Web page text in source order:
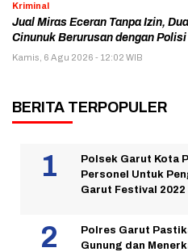
Kriminal
Jual Miras Eceran Tanpa Izin,
Cinunuk Berurusan dengan Polisi
Kamis, 6 Agu 2026 - 12:02 WIB
BERITA TERPOPULER
Polsek Garut Kota
Personel Untuk
Garut Festival 2022
Polres Garut
Gunung dan